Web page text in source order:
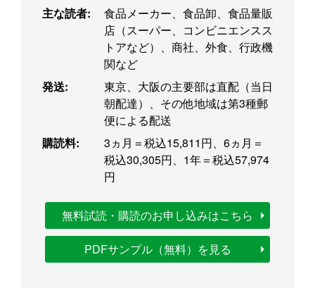
主な読者:
食品メーカー、食品卸、食品量販
店（スーパー、コンビニエンスス
トアなど）、商社、外食、行政機
関など
発送:
東京、大阪の主要部は直配（当日
朝配達）、その他地域は第3種郵
便による配送
購読料:
3ヵ月＝税込15,811円、6ヵ月＝
税込30,305円、1年＝税込57,974
円
無料試読・購読のお申し込みはこちら
PDFサンプル（無料）を見る